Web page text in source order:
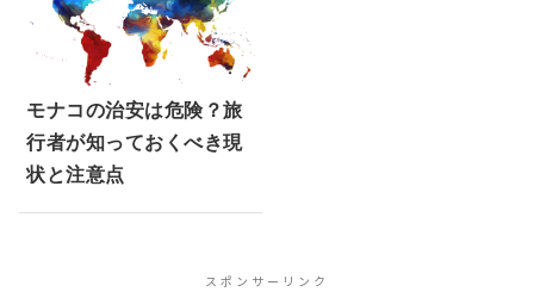
モナコの治安は危険？旅
行者が知っておくべき現
状と注意点
スポンサーリンク